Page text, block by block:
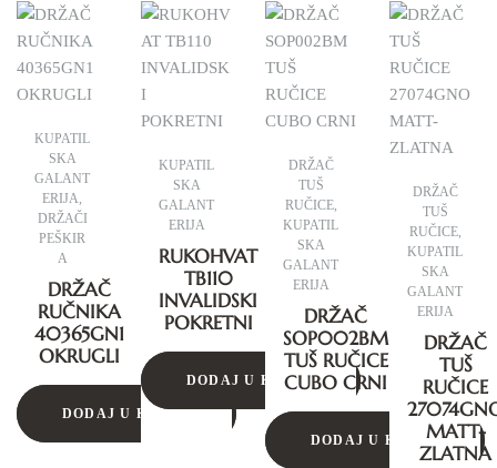
KUPATIL
SKA
GALANT
ERIJA,
DRŽAČI
PEŠKIR
A
DRŽAČ
RUČNIKA
40365GN1
OKRUGLI
DODAJ U KORPU
KUPATIL
SKA
GALANT
ERIJA
RUKOHVAT
TB110
INVALIDSKI
POKRETNI
DODAJ U KORPU
DRŽAČ
TUŠ
RUČICE,
KUPATIL
SKA
GALANT
ERIJA
DRŽAČ
SOP002BM
TUŠ RUČICE
CUBO CRNI
DODAJ U KORPU
DRŽAČ
TUŠ
RUČICE,
KUPATIL
SKA
GALANT
ERIJA
DRŽAČ
TUŠ
RUČICE
MATT-
ZLATNA